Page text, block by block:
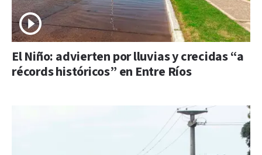
El Niño: advierten por lluvias y crecidas “a
récords históricos” en Entre Ríos